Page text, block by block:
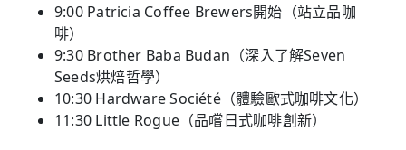
9:00 Patricia Coffee Brewers開始（站立品咖
啡）
9:30 Brother Baba Budan（深入了解Seven
Seeds烘焙哲學）
10:30 Hardware Société（體驗歐式咖啡文化）
11:30 Little Rogue（品嚐日式咖啡創新）